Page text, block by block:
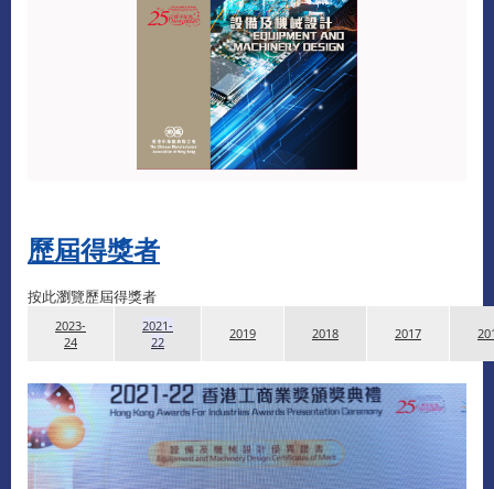
歷屆得獎者
按此瀏覽歷屆得獎者
2023-
24
2021-
22
2019 2018 2017